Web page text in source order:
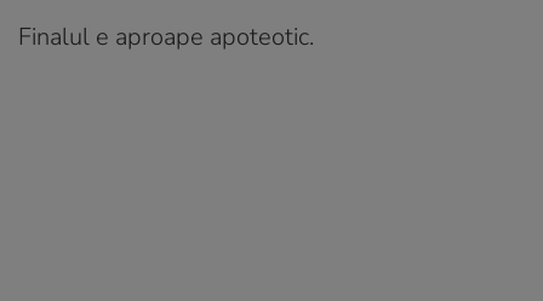
Finalul e aproape apoteotic.